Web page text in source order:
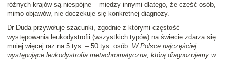
różnych krajów są niespójne – między innymi dlatego, że część osób,
mimo objawów, nie doczekuje się konkretnej diagnozy.
Dr Duda przywołuje szacunki, zgodnie z którymi częstość
występowania leukodystrofii (wszystkich typów) na świecie zdarza się
mniej więcej raz na 5 tys. – 50 tys. osób. W Polsce najczęściej
występujące leukodystrofia metachromatyczna, którą diagnozujemy w